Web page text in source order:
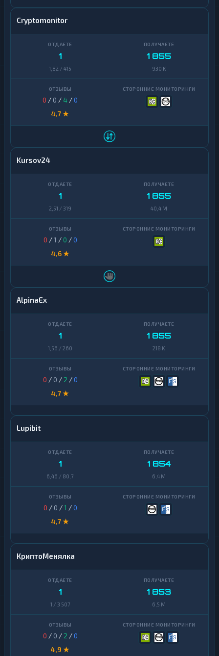
Cryptomonitor
1
1,82 / 415
1 855
930 K
0 / 0 / 4 /0
4,7 ★
Kursov24
1
2,51 / 319
1 855
40,4 M
0 /1 /0 /0
4,6 ★
AlpinaEx
1
1,56 / 260
1 855
218 K
0 / 0 / 2 /0
4,7 ★
Lupibit
1
6,46 / 80,7
1 854
6,4 M
0 / 0 /1 /0
4,7 ★
КриптоМенялка
1
1 / 3 507
1 853
6,5 M
0 / 0 / 2 /0
4,9 ★